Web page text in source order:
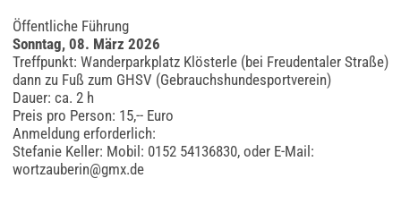
Öffentliche Führung
Sonntag, 08. März 2026
Treffpunkt: Wanderparkplatz Klösterle (bei Freudentaler Straße)
dann zu Fuß zum GHSV (Gebrauchshundesportverein)
Dauer: ca. 2 h
Preis pro Person: 15,-- Euro
Anmeldung erforderlich:
Stefanie Keller: Mobil: 0152 54136830, oder E-Mail:
wortzauberin@gmx.de